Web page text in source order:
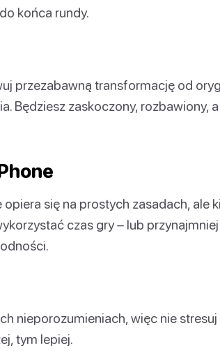
końca rundy.
przezabawną transformację od
Będziesz zaskoczony, rozbawiony,
się na prostych zasadach, ale
czas gry – lub
nieporozumieniach, więc nie
tym lepiej.